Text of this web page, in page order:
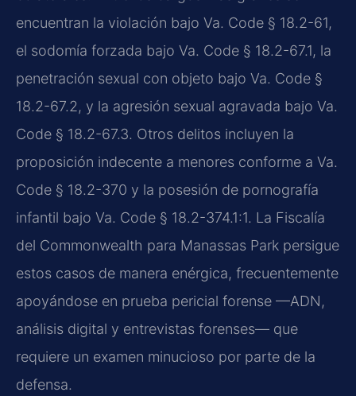
encuentran la violación bajo Va. Code § 18.2-61,
el sodomía forzada bajo Va. Code § 18.2-67.1, la
penetración sexual con objeto bajo Va. Code §
18.2-67.2, y la agresión sexual agravada bajo Va.
Code § 18.2-67.3. Otros delitos incluyen la
proposición indecente a menores conforme a Va.
Code § 18.2-370 y la posesión de pornografía
infantil bajo Va. Code § 18.2-374.1:1. La Fiscalía
del Commonwealth para Manassas Park persigue
estos casos de manera enérgica, frecuentemente
apoyándose en prueba pericial forense —ADN,
análisis digital y entrevistas forenses— que
requiere un examen minucioso por parte de la
defensa.